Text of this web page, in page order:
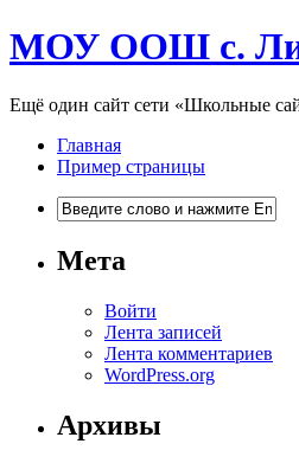
МОУ ООШ с.
Ещё один сайт сети «Школьные
Главная
Пример страницы
Мета
Войти
Лента записей
Лента комментариев
WordPress.org
Архивы